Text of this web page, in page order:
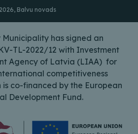
2026, Balvu novads
Municipality has signed an
TL-2022/12 with Investment
Agency of Latvia (LIAA) for
competitiveness
is co-financed by the European
Development Fund.